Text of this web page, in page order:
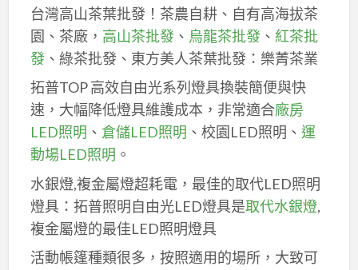
台灣高山茶葉批發！茶農自耕、自有高海拔茶
園、茶廠， 高山茶批發、 烏龍茶批發、 紅茶批
發、綠茶批發、東方美人茶葉批發：樂菁茶業
拓普TOP 高效自由光系列燈具換裝簡便與快
速，大幅降低燈具維護成本，非常適合廠房
LED照明 、 倉儲LED照明 、校園LED照明、 運
動場LED照明 。
水銀燈,複金屬燈超耗電，最佳的取代LED照明
燈具：拓普照明自由光LED燈具是取代水銀燈,
複金屬燈的最佳LED照明燈具
活動帳篷種類很多，按照適用的場所，大致可